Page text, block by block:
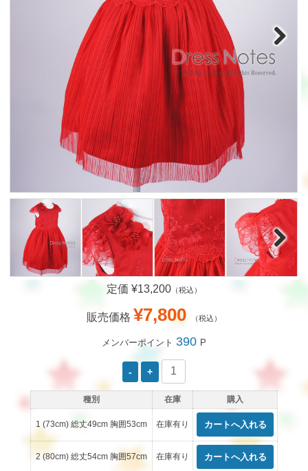
Next
Next
定価 ¥13,200 （税込）
販売価格 ¥7,800 （税込）
メンバーポイント 390 P
種別 在庫 購入
1 (73cm) 総丈49cm 胸囲53cm 在庫有り
2 (80cm) 総丈54cm 胸囲57cm 在庫有り